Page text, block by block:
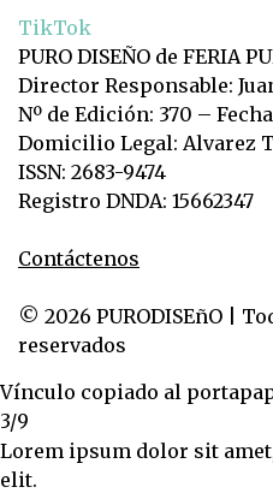
TikTok
PURO DISEÑO de FERIA
Director Responsable:
Nº de Edición: 370 –
Domicilio Legal: Alvarez
ISSN: 2683-9474
Registro DNDA: 15662347
Contáctenos
© 2026 PURODISEñO |
reservados
Vínculo copiado al
3/9
Lorem ipsum dolor sit
elit.